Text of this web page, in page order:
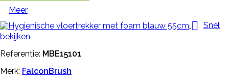
Meer
 Snel
bekijken
Referentie: MBE15101
Merk: FalconBrush